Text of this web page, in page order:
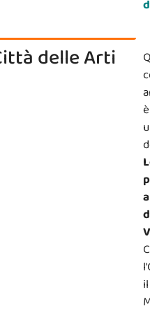
delle Arti
è
il